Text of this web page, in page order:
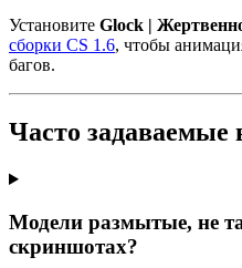
Установите Glock |
сборки CS 1.6, чтобы
багов.
Часто задаваемые
Модели размытые, не
скриншотах?